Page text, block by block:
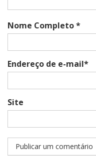
Nome Completo *
Endereço de e-mail*
Site